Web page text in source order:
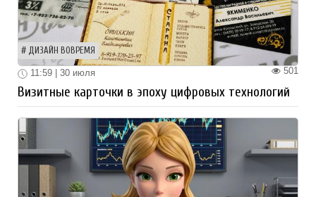
ДИЗАЙН ВОВРЕМЯ
501
11:59 | 30 июля
Визитные карточки в эпоху цифровых технологий